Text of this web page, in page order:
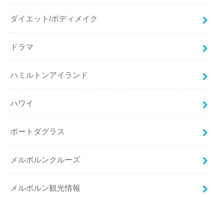
ダイエット/ボディメイク
ドラマ
ハミルトンアイランド
ハワイ
ポートダグラス
メルボルンクルーズ
メルボルン観光情報